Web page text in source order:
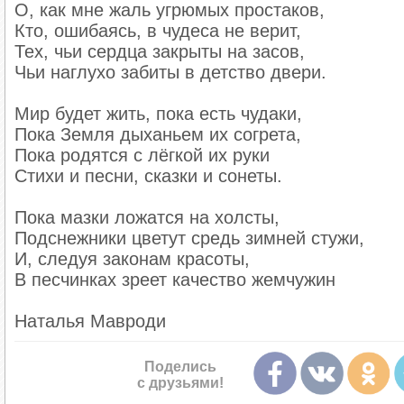
Во-первых, волшебный помощник всегда
волк не разговаривают, но не удив­ляемся
Как правило, герой обретает помощника в
пересечения границы с этим миром — и там
помощник у героя появляется после
маче­хой). И уже совсем редкость, когда
помощнику нормальная человеческая
устроив личную жизнь своего брата, Ивана-
О, как мне жаль угрюмых простаков,
Кто, ошибаясь, в чудеса не верит,
Тех, чьи сердца закрыты на засов,
Чьи наглухо забиты в детство двери.
Мир будет жить, пока есть чудаки,
Пока Земля дыханьем их согрета,
Пока родятся с лёгкой их руки
Стихи и песни, сказки и сонеты.
Пока мазки ложатся на холсты,
Подснежники цветут средь зимней стужи,
И, следуя законам красоты,
В песчинках зреет качество жемчужин
Наталья Мавроди
Поделись
с друзьями!